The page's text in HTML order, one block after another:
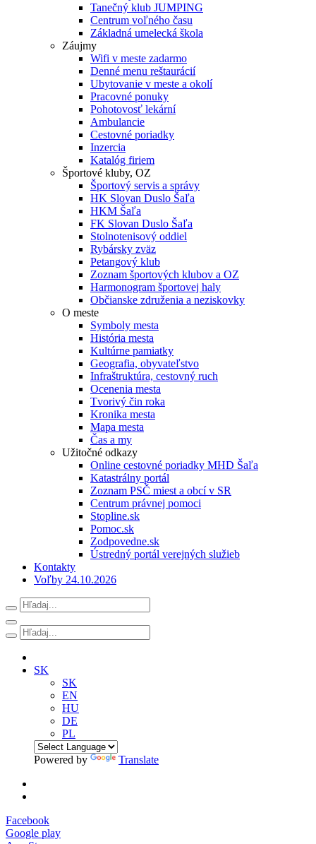
Tanečný klub JUMPING
Centrum voľného času
Základná umelecká škola
Záujmy
Wifi v meste zadarmo
Denné menu reštaurácií
Ubytovanie v meste a okolí
Pracovné ponuky
Pohotovosť lekární
Ambulancie
Cestovné poriadky
Inzercia
Katalóg firiem
Športové kluby, OZ
Športový servis a správy
HK Slovan Duslo Šaľa
HKM Šaľa
FK Slovan Duslo Šaľa
Stolnotenisový oddiel
Rybársky zväz
Petangový klub
Zoznam športových klubov a OZ
Harmonogram športovej haly
Občianske združenia a neziskovky
O meste
Symboly mesta
História mesta
Kultúrne pamiatky
Geografia, obyvateľstvo
Infraštruktúra, cestovný ruch
Ocenenia mesta
Tvorivý čin roka
Kronika mesta
Mapa mesta
Čas a my
Užitočné odkazy
Online cestovné poriadky MHD Šaľa
Katastrálny portál
Zoznam PSČ miest a obcí v SR
Centrum právnej pomoci
Stopline.sk
Pomoc.sk
Zodpovedne.sk
Ústredný portál verejných služieb
Kontakty
Voľby 24.10.2026
SK
SK
EN
HU
DE
PL
Powered by Translate
Facebook
Google play